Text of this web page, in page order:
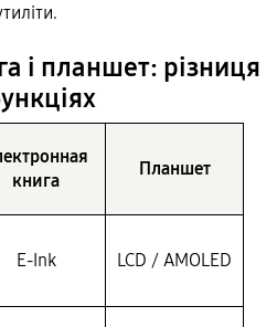
і планшет: різниця
книга
Планшет
E-Ink LCD / AMOLED